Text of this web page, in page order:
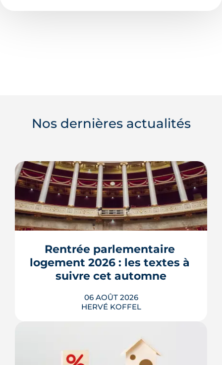
Nos dernières actualités
Rentrée parlementaire
logement 2026 : les textes à
suivre cet automne
06 AOÛT 2026
HERVÉ KOFFEL
Après un printemps d'annonces,